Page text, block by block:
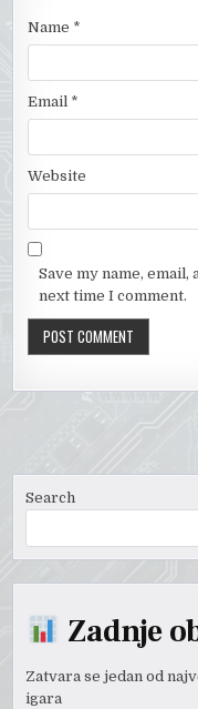
Name *
Email *
Website
Save my name,
next time I comment.
Search
Zadnje
Zatvara se jedan od
igara